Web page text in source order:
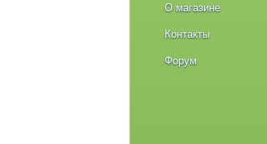
О магазине
Контакты
Форум